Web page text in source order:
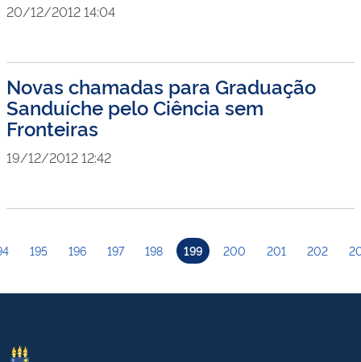
20/12/2012 14:04
Novas chamadas para Graduação
Sanduíche pelo Ciência sem
Fronteiras
19/12/2012 12:42
195 196 197 198 199 200 201 202